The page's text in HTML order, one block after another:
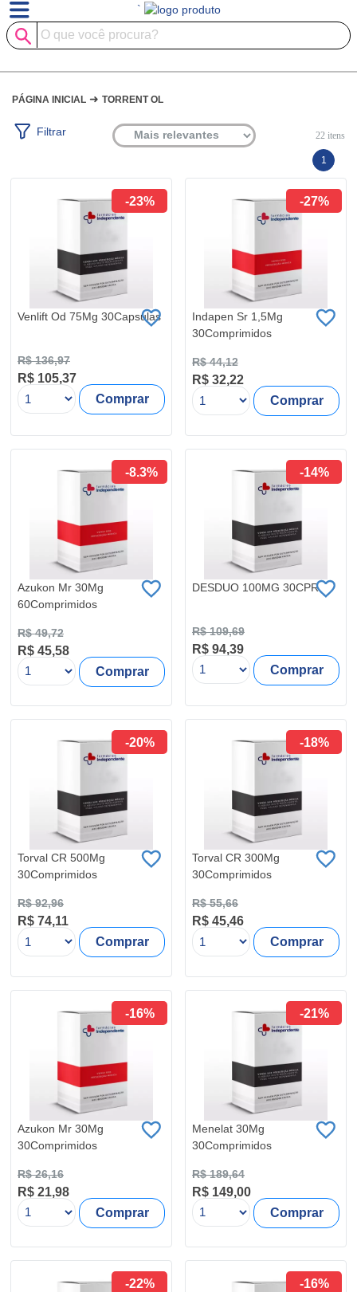
`
PÁGINA INICIAL ➜ TORRENT OL
Filtrar 22itens
1
-23%
Venlift Od 75Mg 30Capsulas
R$ 136,97
R$ 105,37
Comprar
-27%
Indapen Sr 1,5Mg
30Comprimidos
R$ 44,12
R$ 32,22
Comprar
-8.3%
Azukon Mr 30Mg
60Comprimidos
R$ 49,72
R$ 45,58
Comprar
-14%
DESDUO 100MG 30CPR
R$ 109,69
R$ 94,39
Comprar
-20%
Torval CR 500Mg
30Comprimidos
R$ 92,96
R$ 74,11
Comprar
-18%
Torval CR 300Mg
30Comprimidos
R$ 55,66
R$ 45,46
Comprar
-16%
Azukon Mr 30Mg
30Comprimidos
R$ 26,16
R$ 21,98
Comprar
-21%
Menelat 30Mg
30Comprimidos
R$ 189,64
R$ 149,00
Comprar
-22% -16%